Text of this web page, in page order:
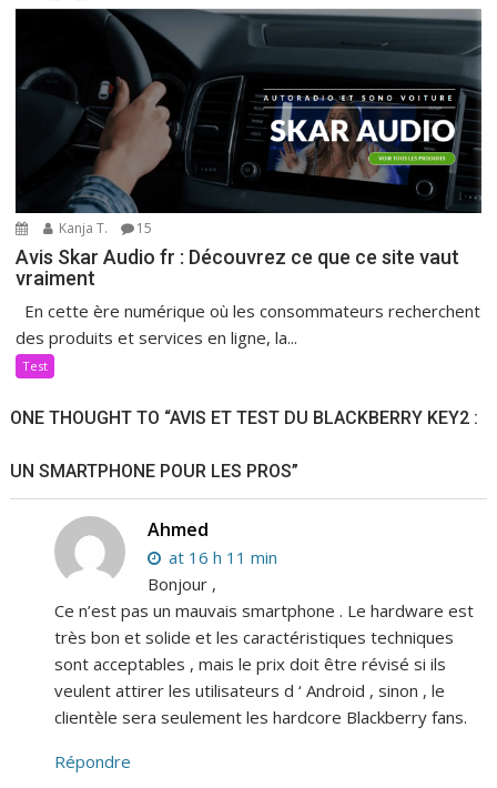
Kanja T. 15
Avis Skar Audio fr : Découvrez ce que ce site vaut
vraiment
En cette ère numérique où les consommateurs recherchent
des produits et services en ligne, la...
Test
ONE THOUGHT TO “AVIS ET TEST DU BLACKBERRY KEY2 :
UN SMARTPHONE POUR LES PROS”
Ahmed
at 16 h 11 min
Bonjour ,
Ce n’est pas un mauvais smartphone . Le hardware est
très bon et solide et les caractéristiques techniques
sont acceptables , mais le prix doit être révisé si ils
veulent attirer les utilisateurs d ‘ Android , sinon , le
clientèle sera seulement les hardcore Blackberry fans.
Répondre